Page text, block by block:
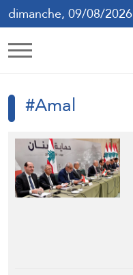
dimanche, 09/08/2026
#Amal